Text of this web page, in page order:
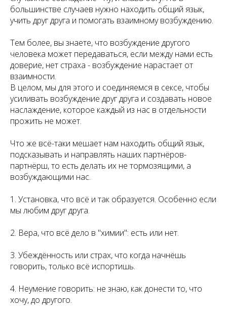
большинстве случаев нужно находить общий язык,
учить друг друга и помогать взаимному возбуждению.
Тем более, вы знаете, что возбуждение другого
человека может передаваться, если между нами есть
доверие, нет страха - возбуждение нарастает от
взаимности.
В целом, мы для этого и соединяемся в сексе, чтобы
усиливать возбуждение друг друга и создавать новое
наслаждение, которое каждый из нас в отдельности
прожить не может.
Что же всё-таки мешает нам находить общий язык,
подсказывать и направлять наших партнёров-
партнёрш, то есть делать их не тормозящими, а
возбуждающими нас.
1. Установка, что всё и так образуется. Особенно если
мы любим друг друга.
2. Вера, что всё дело в "химии": есть или нет.
3. Убеждённость или страх, что когда начнёшь
говорить, только всё испортишь.
4. Неумение говорить: не знаю, как донести то, что
хочу, до другого.